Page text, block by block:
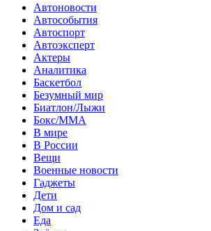
Автоновости
Автособытия
Автоспорт
Автоэксперт
Актеры
Аналитика
Баскетбол
Безумный мир
Биатлон/Лыжи
Бокс/MMA
В мире
В России
Вещи
Военные новости
Гаджеты
Дети
Дом и сад
Еда